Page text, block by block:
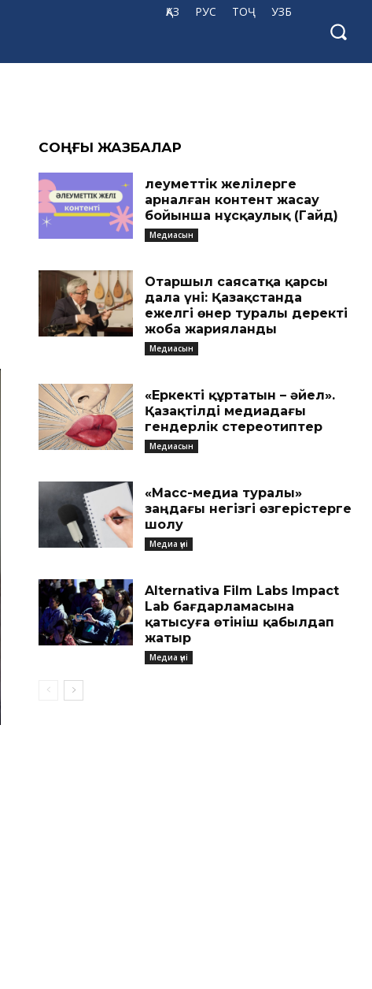
ҚАЗ РУС ТОҶ УЗБ
CОҢҒЫ ЖАЗБАЛАР
Әлеуметтік желілерге
арналған контент жасау
бойынша нұсқаулық (Гайд)
Медиасын
Отаршыл саясатқа қарсы
дала үні: Қазақстанда
ежелгі өнер туралы деректі
жоба жарияланды
Медиасын
«Еркекті құртатын – әйел».
Қазақтілді медиадағы
гендерлік стереотиптер
Медиасын
«Масс-медиа туралы»
заңдағы негізгі өзгерістерге
шолу
Медиа үні
Alternativa Film Labs Impact
Lab бағдарламасына
қатысуға өтініш қабылдап
жатыр
Медиа үні